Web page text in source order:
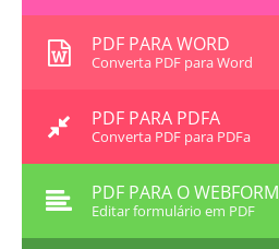
PDF PARA WORD
Converta PDF para Word
PDF PARA PDFA
Converta PDF para PDFa
PDF PARA O WEBFORM
Editar formulário em PDF